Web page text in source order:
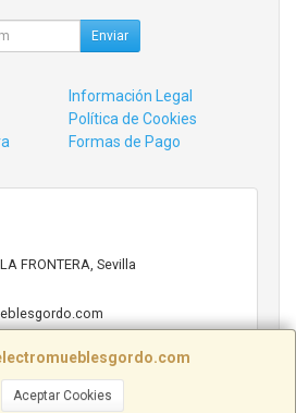
Aceptar Cookies
Enviar
Información Legal
Política de Cookies
Formas de Pago
FRONTERA Sevilla